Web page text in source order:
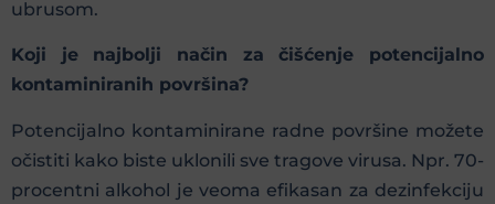
ubrusom.
Koji je najbolji način za čišćenje potencijalno
kontaminiranih površina?
Potencijalno kontaminirane radne površine možete
očistiti kako biste uklonili sve tragove virusa. Npr. 70-
procentni alkohol je veoma efikasan za dezinfekciju